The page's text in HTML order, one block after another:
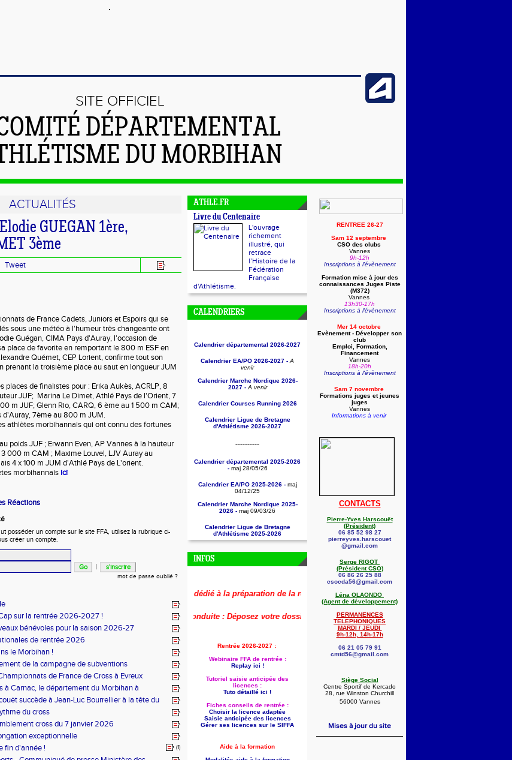
SITE OFFICIEL
DÉPARTEMENTAL
DU MORBIHAN
ACTUALITÉS
GUEGAN 1ère,
3ème
Tweet
de France Cadets, Juniors et Espoirs qui se
sous une météo à l'humeur très changeante ont
Guégan, CIMA Pays d'Auray, l'occasion de
place de favorite en remportant le 800 m ESF en
Quémet, CEP Lorient, confirme tout son
prenant la troisième place au saut en longueur JUM
places de finalistes pour : Erika Aukès, ACRLP, 8
JUF; Marina Le Dimet, Athlé Pays de l'Orient, 7
m JUF; Glenn Rio, CARQ, 6 ème au 1 500 m CAM;
d'Auray, 7ème au 800 m JUM.
athlètes morbihannais qui ont connu des fortunes
poids JUF ; Erwann Even, AP Vannes à la hauteur
3 000 m CAM ; Maxime Louvel, LJV Auray au
4 x 100 m JUM d'Athlé Pays de L'orient.
morbihannaisici
Réactions
posséder un compte sur le site FFA, utilisez la rubrique ci-
créer un compte.
|
mot de passe oublié ?
sur la rentrée 2026-2027 !
bénévoles pour la saison 2026-27
de rentrée 2026
le Morbihan !
de la campagne de subventions
de France de Cross à Evreux
à Carnac, le département du Morbihan à
succède à Jean-Luc Bourrellier à la tête du
du cross
cross du 7 janvier 2026
exceptionnelle
fin d'année ! (1)
ATHLE.FR
Livre du Centenaire
L'ouvrage
richement
illustré, qui
retrace
l’Histoire de la
Fédération
Française
d'Athlétisme.
CALENDRIERS
Calendrier départemental 2026-2027
Calendrier EA/PO 2026-2027 - A
venir
Calendrier Marche Nordique 2026-
2027 - A venir
Calendrier Courses Running 2026
Calendrier Ligue de Bretagne
d'Athlétisme 2026-2027
----------
Calendrier départemental 2025-2026
- maj 28/05/26
Calendrier EA/PO 2025-2026 - maj
04/12/25
Calendrier Marche Nordique 2025-
2026 - maj 09/03/26
Calendrier Ligue de Bretagne
d'Athlétisme 2025-2026
INFOS
Le replay du webinaire dédié à la préparation de la rentrée 2026-2027 (dont la saisie anticipée des licences) est
🚨Aide à la formation reconduite : Déposez votre dossier dès maintenant !🚨👇
Rentrée 2026-2027 :
Webinaire FFA de rentrée :
Replay ici !
Tutoriel saisie anticipée des
licences :
Tuto détaillé ici !
Fiches conseils de rentrée :
Choisir la licence adaptée
Saisie anticipée des licences
Gérer ses licences sur le SIFFA
Aide à la formation
RENTREE 26-27
Sam 12 septembre
CSO des clubs
Vannes
9h-12h
Inscriptions à l'évènement
Formation mise à jour des
connaissances Juges Piste
(M372)
Vannes
13h30-17h
Inscriptions à l'évènement
Mer 14 octobre
Evènement - Développer son
club
Emploi, Formation,
Financement
Vannes
18h-20h
Inscriptions à l'évènement
Sam 7 novembre
Formations juges et jeunes
juges
Vannes
Informations à venir
CONTACTS
Pierre-Yves Harscouët
(Président)
06 85 52 98 27
pierreyves.harscouet
@gmail.com
Serge RIGOT
(Président CSO)
06 86 26 25 88
csocda56@gmail.com
Léna OLAONDO
(Agent de développement)
PERMANENCES
TELEPHONIQUES
MARDI / JEUDI
9h-12h, 14h-17h
06 21 05 79 91
cmtd56@gmail.com
Siège Social
Centre Sportif de Kercado
28, rue Winston Churchill
56000 Vannes
Mises à jour du site